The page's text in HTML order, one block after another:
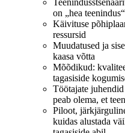
on „hea
Käivituse
ressursid
Muudatused ja
kaasa võtta
Mõõdikud:
tagasiside
Töötajate
peab olema, et
Piloot,
kuidas alustada